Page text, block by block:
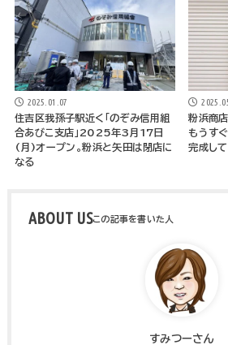
2025.01.07
住吉区我孫子駅近く「のぞみ信用組
合あびこ支店」2025年3月17日
(月)オープン。粉浜と矢田は閉店に
なる
粉浜商
もうす
完成して
ABOUT US
すみつーさん